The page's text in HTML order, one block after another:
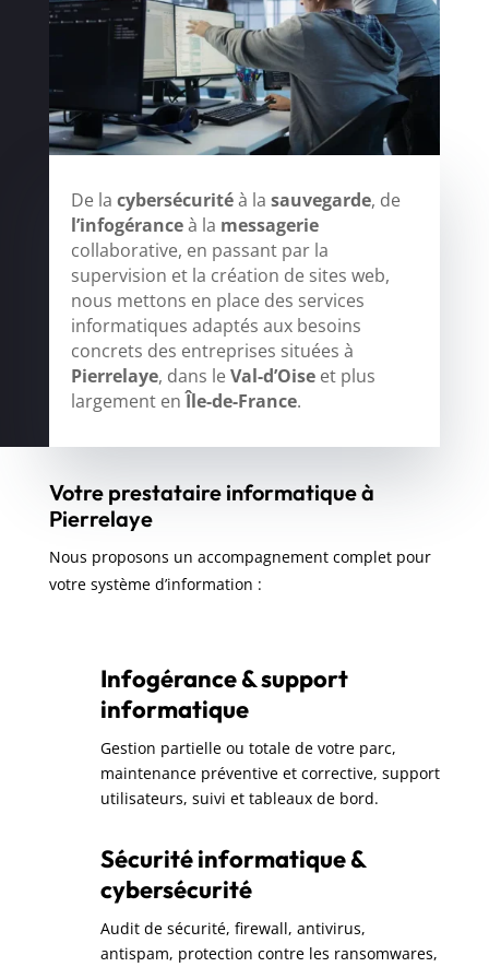
De la cybersécuritéà la sauvegarde, de
l’infogéranceà la messagerie
collaborative, en passant par la
supervision et la création de sites web,
nous mettons en place des services
informatiques adaptés aux besoins
concrets des entreprises situées à
Pierrelaye, dans leVal-d’Oiseet plus
largement enÎle-de-France.
Votre prestataire informatique à
Pierrelaye
Nous proposons un accompagnement complet pour
votre système d’information :
Infogérance & support
informatique
Gestion partielle ou totale de votre parc,
maintenance préventive et corrective, support
utilisateurs, suivi et tableaux de bord.
Sécurité informatique &
cybersécurité
Audit de sécurité, firewall, antivirus,
antispam, protection contre les ransomwares,